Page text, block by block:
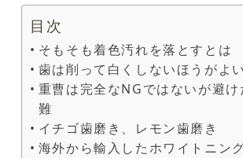
目次
そもそも着色汚れを落とすとは
歯は削って白くしないほうがよい
重曹は完全なNGではないが避け
難
イチゴ歯磨き、レモン歯磨き
海外から輸入したホワイトニン